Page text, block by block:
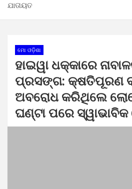
ଯାତାୟତ
ମୋ ଓଡ଼ିଶା
ହାଇୱା ଧକ୍କାରେ
ପ୍ରସଙ୍ଗ: କ୍ଷତିପୂରଣ
ଅବରୋଧ କରିଥିଲେ
ଘଣ୍ଟା ପରେ ସ୍ୱାଭାବିକ